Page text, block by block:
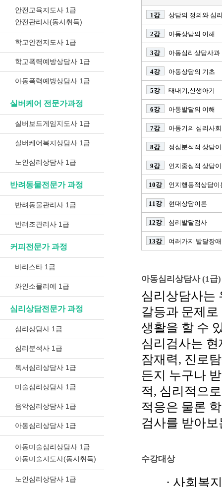
안전교육지도사 1급
안전관리사(동시취득)
학교안전지도사 1급
학교폭력예방상담사 1급
아동폭력예방상담사 1급
실버케어 전문가과정
실버보드게임지도사 1급
실버케어복지상담사 1급
노인심리상담사 1급
반려동물전문가 과정
반려동물관리사 1급
반려조관리사 1급
커피전문가 과정
바리스타 1급
와인소믈리에 1급
심리상담전문가 과정
심리상담사 1급
심리분석사 1급
독서심리상담사 1급
미술심리상담사 1급
음악심리상담사 1급
아동심리상담사 1급
아동미술심리상담사 1급
아동미술지도사(동시취득)
노인심리상담사 1급
1강 상담의 정의와 심
2강 아동상담의 이해
3강 아동심리상담사
4강 아동상담의 기초
5강 태내기,신생아기
6강 아동발달의 이해
7강 아동기의 심리사
8강 정심분석적 상담
9강 인지중심적 상담
10강 인지행동적상담이
11강 현대상담이론
12강 심리발달검사
13강 여러가지 발달장
아동심리상담사 (1급
심리상담사는
갈등과 문제
생활을 할 수
심리검사는
잠재력, 진로
든지 누구나
적, 심리적으
적응은 물론
검사를 받아
수강대상
· 사회복